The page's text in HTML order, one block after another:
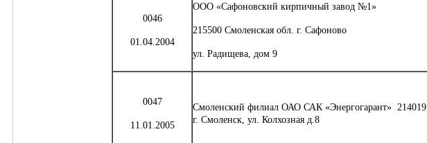
0046
01.04.2004
ООО «Сафоновский кирпичный завод №1»
215500 Смоленская обл. г. Сафоново
ул. Радищева, дом 9
0047
11.01.2005
Смоленский филиал ОАО САК «Энергогарант» 214019
г. Смоленск, ул. Колхозная д.8